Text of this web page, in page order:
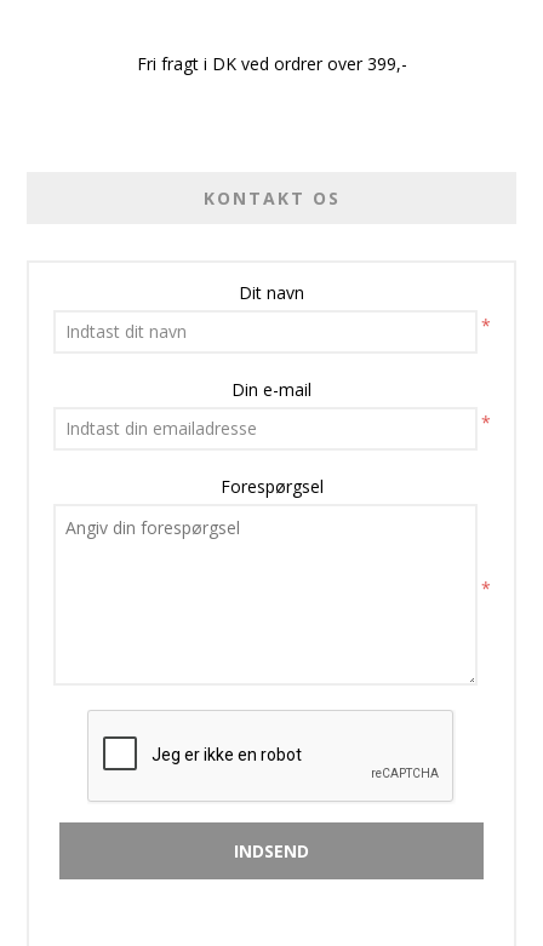
Fri fragt i DK ved ordrer over 399,-
KONTAKT OS
Dit navn
*
Din e-mail
*
Forespørgsel
*